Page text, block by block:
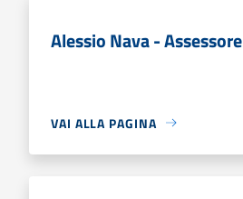
Alessio Nava - Assessore
VAI ALLA PAGINA